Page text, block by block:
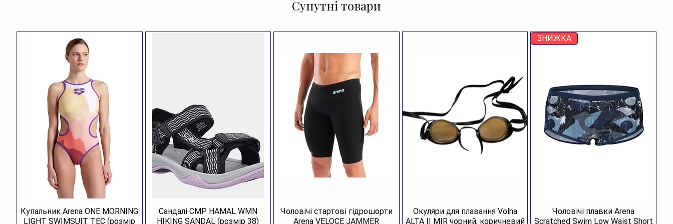
Для кого:для дітей
Супутні товари
Купальник Arena ONE MORNING
LIGHT SWIMSUIT TEC (розмір
Сандалі CMP HAMAL WMN
HIKING SANDAL (розмір 38)
Чоловічі стартові гідрошорти
Arena VELOCE JAMMER
Окуляри для плавання Volna
ALTA II MIR чорний, коричневий
ЗНИЖКА
Чоловічі плавки Arena
Scratched Swim Low Waist Short